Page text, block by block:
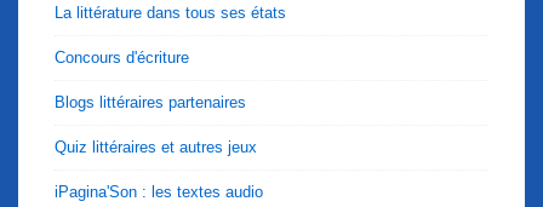
La littérature dans tous ses états
Concours d'écriture
Blogs littéraires partenaires
Quiz littéraires et autres jeux
iPagina'Son : les textes audio